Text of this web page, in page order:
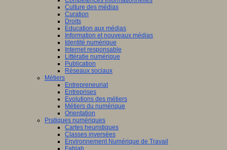
Culture des médias
Curation
Droits
Education aux médias
Information et nouveaux médias
Identité numérique
Internet responsable
Littératie numérique
Publication
Réseaux sociaux
Métiers
Entrepreneuriat
Entreprises
Evolutions des métiers
Métiers du numérique
Orientation
Pratiques numériques
Cartes heuristiques
Classes inversées
Environnement Numérique de Travail
Fablab